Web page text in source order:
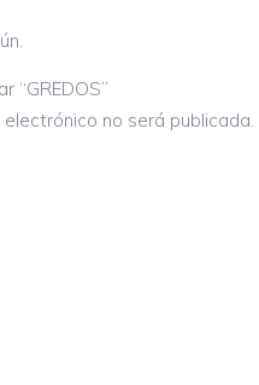
“GREDOS”
no será publicada.